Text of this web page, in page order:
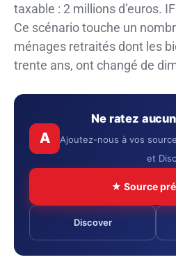
taxable : 2 millions d’euros.
Ce scénario touche un
ménages retraités dont les
trente ans, ont changé de
A
Ne ratez
Ajoutez-nous à vos
et
★ Source
Discover